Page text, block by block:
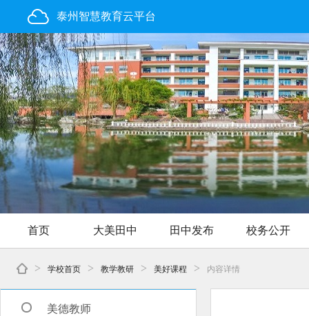
泰州智慧教育云平台
首页 大美田中 田中发布 校务公开
> 学校首页 > 教学教研 > 美好课程 > 内容详情
美德教师